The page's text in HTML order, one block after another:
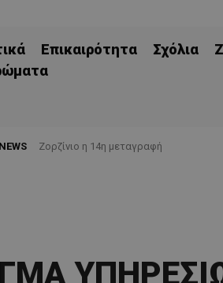
Επικαιρότητα Σχόλια
Ζορζίνιο η 14η μεταγραφή